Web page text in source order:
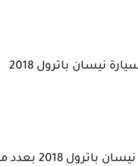
نيسان باترول 2018
بعدد من مختلف من المزايا التي تتمثل في هذه النقاط: